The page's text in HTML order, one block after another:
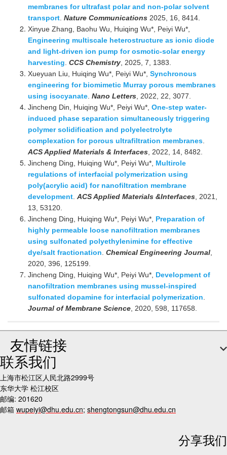
membranes for ultrafast polar and non-polar solvent
transport Nature Communications 2025, 16, 8414.
Xinyue Zhang, Baohu Wu, Huiqing Wu*, Peiyi Wu*,
Engineering multiscale heterostructure as ionic diode
and light-driven ion pump for osmotic-solar energy
harvesting CCS Chemistry , 2025, 7, 1383.
Xueyuan Liu, Huiqing Wu*, Peiyi Wu*, Synchronous
engineering for biomimetic Murray porous membranes
using isocyanate Nano Letters , 2022, 22, 3077.
Jincheng Din, Huiqing Wu*, Peiyi Wu*, One-step water-
induced phase separation simultaneously triggering
polymer solidification and polyelectrolyte
complexation for porous ultrafiltration membranes
ACS Applied Materials & Interfaces , 2022, 14, 8482.
Jincheng Ding, Huiqing Wu*, Peiyi Wu*, Multirole
regulations of interfacial polymerization using
poly(acrylic acid) for nanofiltration membrane
development ACS Applied Materials &Interfaces , 2021,
13, 53120.
Jincheng Ding, Huiqing Wu*, Peiyi Wu*, Preparation of
highly permeable loose nanofiltration membranes
using sulfonated polyethylenimine for effective
dye/salt fractionation Chemical Engineering Journal
2020, 396, 125199.
Jincheng Ding, Huiqing Wu*, Peiyi Wu*, Development of
nanofiltration membranes using mussel-inspired
sulfonated dopamine for interfacial polymerization
Journal of Membrane Science , 2020, 598, 117658.
友情链接
联系我们
上海市松江区人民北路2999号
东华大学 松江校区
邮编: 201620
邮箱 wupeiyi@dhu.edu.cn; shengtongsun@dhu.edu.cn
分享我们